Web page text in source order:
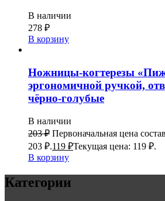
В наличии
278 ₽
В корзину
Ножницы-когтерезы
эргономичной ручкой,
чёрно-голубые
В наличии
203₽ Первоначальная цена
203 ₽.119 ₽Текущая цена: 119 ₽.
В корзину
Категории